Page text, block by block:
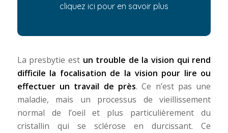
cliquez ici pour en savoir plus
La presbytie est un trouble de la vision qui rend
difficile la focalisation de la vision pour lire ou
effectuer un travail de près. Ce n’est pas une
maladie, mais un processus de vieillissement
normal de l’oeil et plus particulièrement du
cristallin qui se sclérose en durcissant. Ce